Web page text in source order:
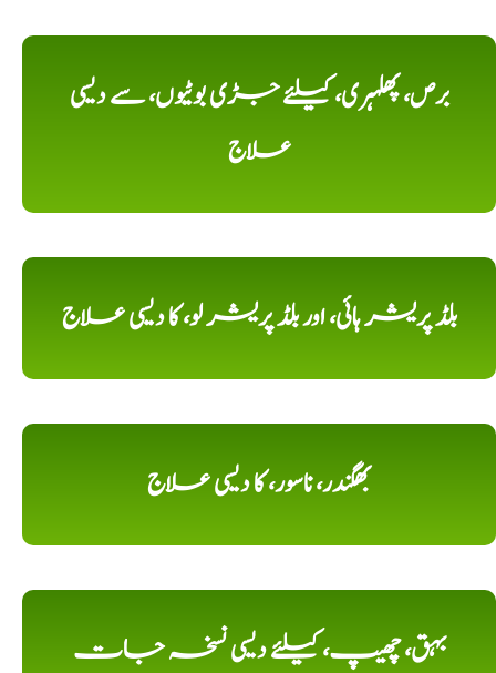
برص، پھلہری، کیلئے جڑی بوٹیوں، سے دیسی
علاج
بلڈ پریشر ہائی، اور بلڈ پریشر لو، کا دیسی علاج
بھگندر، ناسور، کا دیسی علاج
بہق، چھیپ، کیلئے دیسی نسخہ جات